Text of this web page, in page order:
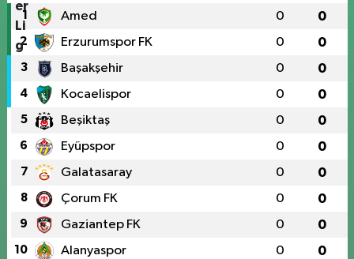
1 Amed 0 0
2 Erzurumspor FK 0 0
3 Başakşehir 0 0
4 Kocaelispor 0 0
5 Beşiktaş 0 0
6 Eyüpspor 0 0
7 Galatasaray 0 0
8 Çorum FK 0 0
9 Gaziantep FK 0 0
10 Alanyaspor 0 0